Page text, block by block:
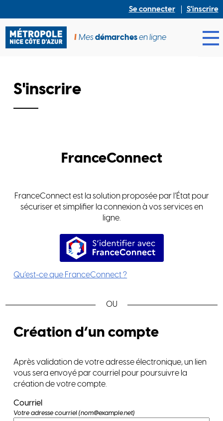
Se connecter S'inscrire
Mesdémarchesen ligne
S'inscrire
FranceConnect
FranceConnect est la solution proposée par l’État pour
sécuriser et simplifier la connexion à vos services en
ligne.
S’identifier avec
Qu’est-ce que FranceConnect ?
Création d’un compte
Après validation de votre adresse électronique, un lien
vous sera envoyé par courriel pour poursuivre la
création de votre compte.
Courriel
Votre adresse courriel (nom@example.net)